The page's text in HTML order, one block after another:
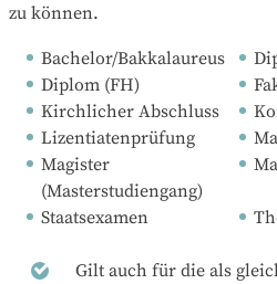
zu können.
Bachelor/Bakkalaureus
Diplom (FH)
Kirchlicher Abschluss
Lizentiatenprüfung
Magister
(Masterstudiengang)
Staatsexamen
Gilt auch für die als